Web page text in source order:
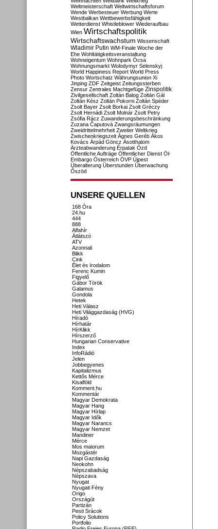
Weltmeisterschaft Weltwirtschaftsforum
Wende Werbesteuer Werbung Werte
Westbalkan Wettbewerbsfähigkeit
Wetterdienst Whistleblower Wiederaufbau
Wien Wirtschaftspolitik
Wirtschaftswachstum Wissenschaft
Wladimir Putin WM-Finale Woche der
Ehe Wohltätigkeitsveranstaltung
Wohneigentum Wohnpark Ócsa
Wohnungsmarkt Wolodymyr Selenskyj
World Happiness Report World Press
Photo Wortschatz Währungsunion Xi
Jinping ZDF Zeitgeist Zeitungssterben
Zensur Zentrales Machtgefüge Zinspolitik
Zivilgesellschaft Zoltán Balog Zoltán Gál
Zoltán Kész Zoltán Pokorni Zoltán Spéder
Zsolt Bayer Zsolt Borkai Zsolt Gréczy
Zsolt Hernádi Zsolt Molnár Zsolt Petry
Zsófia Rácz Zuwanderungsbeschränkung
Zuzana Čaputová Zwangsräumungen
Zweidrittelmehrheit Zweiter Weltkrieg
Zwischenkriegszeit Ágnes Geréb Ákos
Kovács Árpád Göncz Ásotthalom
Ärzteabwanderung Érpatak Ózd
Öffentliche Aufträge Öffentlicher Dienst Öl-
Embargo Österreich ÖVP Újpest
Überalterung Überstunden Überwachung
Őszöd
UNSERE QUELLEN
168 Óra
24.hu
444
888
Alfahír
Átlátszó
ATV
Azonnali
Blikk
Cink
Élet és Irodalom
Ferenc Kumin
Figyelő
Gábor Török
Galamus
Gondola
Hetek
Heti Válasz
Heti Világgazdaság (HVG)
Híradó
Hírhatár
HírKlikk
Hírszerző
Hungarian Conservative
Index
InfoRádió
Jelen
Jobbegyenes
Kapitalizmus
Kettős Mérce
Kisalföld
Komment.hu
Kommentár
Magyar Demokrata
Magyar Hang
Magyar Hírlap
Magyar Idők
Magyar Narancs
Magyar Nemzet
Mandiner
Mérce
Mos maiorum
Mozgástér
Napi Gazdaság
Neokohn
Népszabadság
Népszava
Nyugat
Nyugati Fény
Origo
Országút
Partizán
Pesti Srácok
Policy Solutions
Portfolio